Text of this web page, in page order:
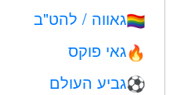
🏳️‍🌈גאווה / להט"ב
🔥גאי פוקס
⚽גביע העולם